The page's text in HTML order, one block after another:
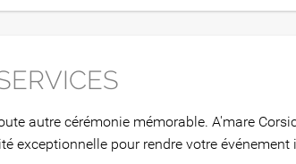
autre cérémonie mémorable. A'mare
exceptionnelle pour rendre votre